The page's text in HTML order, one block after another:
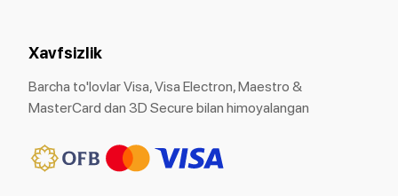
Xavfsizlik
Barcha to'lovlar Visa, Visa Electron, Maestro &
MasterCard dan 3D Secure bilan himoyalangan